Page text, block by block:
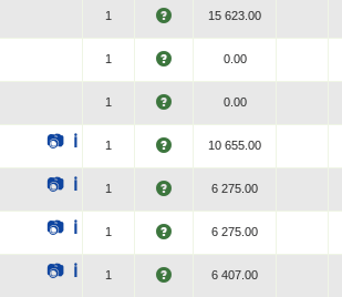
1 15 623.00
1 0.00
1 0.00
📷 ℹ 1 10 655.00
📷 ℹ 1 6 275.00
📷 ℹ 1 6 275.00
📷 ℹ 1 6 407.00